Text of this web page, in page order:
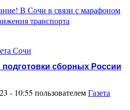
В Сочи в связи с марафоном
транспорта
подготовки сборных России
- 10:55 пользователемГазета